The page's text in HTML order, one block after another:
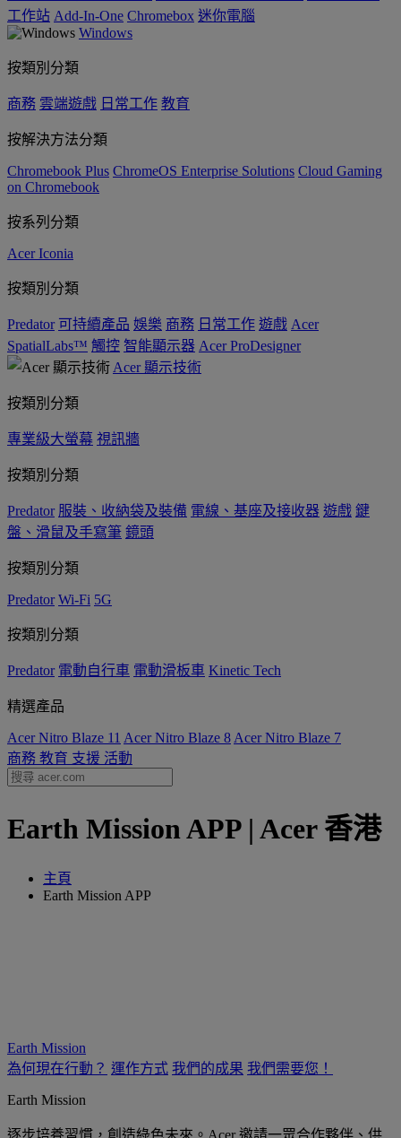
工作站 Add-In-One Chromebox 迷你電腦
Windows
按類別分類
商務 雲端遊戲 日常工作 教育
按解決方法分類
Chromebook Plus ChromeOS Enterprise Solutions Cloud Gaming
on Chromebook
按系列分類
Acer Iconia
按類別分類
Predator 可持續產品 娛樂 商務 日常工作 遊戲 Acer
SpatialLabs™ 觸控 智能顯示器 Acer ProDesigner
Acer 顯示技術
按類別分類
專業級大螢幕 視訊牆
按類別分類
Predator 服裝、收納袋及裝備 電線、基座及接收器 遊戲 鍵
盤、滑鼠及手寫筆 鏡頭
按類別分類
Predator Wi-Fi 5G
按類別分類
Predator 電動自行車 電動滑板車 Kinetic Tech
精選產品
Acer Nitro Blaze 11 Acer Nitro Blaze 8 Acer Nitro Blaze 7
商務 教育 支援 活動
Earth Mission APP | Acer 香港
主頁
Earth Mission APP
Earth Mission
為何現在行動？ 運作方式 我們的成果 我們需要您！
Earth Mission
逐步培養習慣，創造綠色未來。Acer 邀請一眾合作夥伴、供